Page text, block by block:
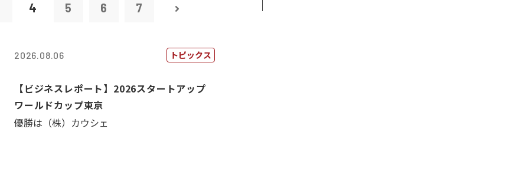
4 5 6 7
2026.08.06 トピックス
【ビジネスレポート】2026スタートアップ
ワールドカップ東京
優勝は（株）カウシェ